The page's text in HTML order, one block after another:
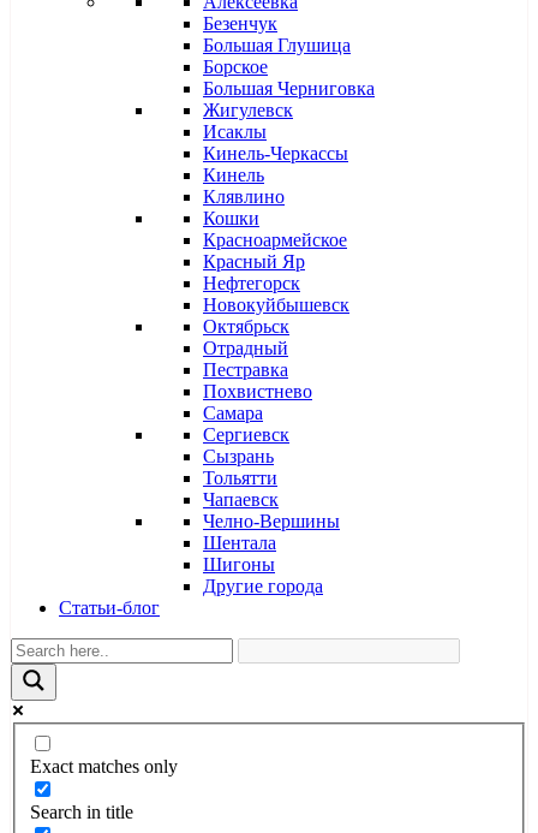
Безенчук
Большая Глушица
Борское
Большая Черниговка
Жигулевск
Исаклы
Кинель-Черкассы
Кинель
Клявлино
Кошки
Красноармейское
Красный Яр
Нефтегорск
Новокуйбышевск
Октябрьск
Отрадный
Пестравка
Похвистнево
Самара
Сергиевск
Сызрань
Тольятти
Чапаевск
Челно-Вершины
Шентала
Шигоны
Другие города
Статьи-блог
Exact matches only
Search in title